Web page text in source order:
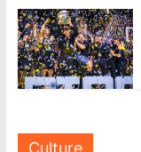
Culture